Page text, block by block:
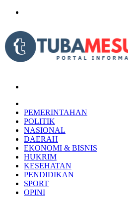
PEMERINTAHAN
POLITIK
NASIONAL
DAERAH
EKONOMI & BISNIS
HUKRIM
KESEHATAN
PENDIDIKAN
SPORT
OPINI